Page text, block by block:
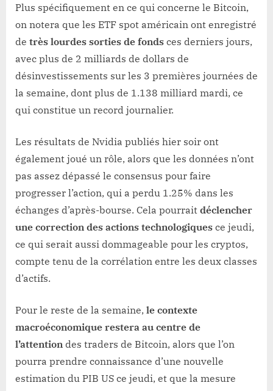
Plus spécifiquement en ce qui concerne le Bitcoin,
on notera que les ETF spot américain ont enregistré
de très lourdes sorties de fonds ces derniers jours,
avec plus de 2 milliards de dollars de
désinvestissements sur les 3 premières journées de
la semaine, dont plus de 1.138 milliard mardi, ce
qui constitue un record journalier.
Les résultats de Nvidia publiés hier soir ont
également joué un rôle, alors que les données n’ont
pas assez dépassé le consensus pour faire
progresser l’action, qui a perdu 1.25% dans les
échanges d’après-bourse. Cela pourrait déclencher
une correction des actions technologiques ce jeudi,
ce qui serait aussi dommageable pour les cryptos,
compte tenu de la corrélation entre les deux classes
d’actifs.
Pour le reste de la semaine, le contexte
macroéconomique restera au centre de
l’attention des traders de Bitcoin, alors que l’on
pourra prendre connaissance d’une nouvelle
estimation du PIB US ce jeudi, et que la mesure